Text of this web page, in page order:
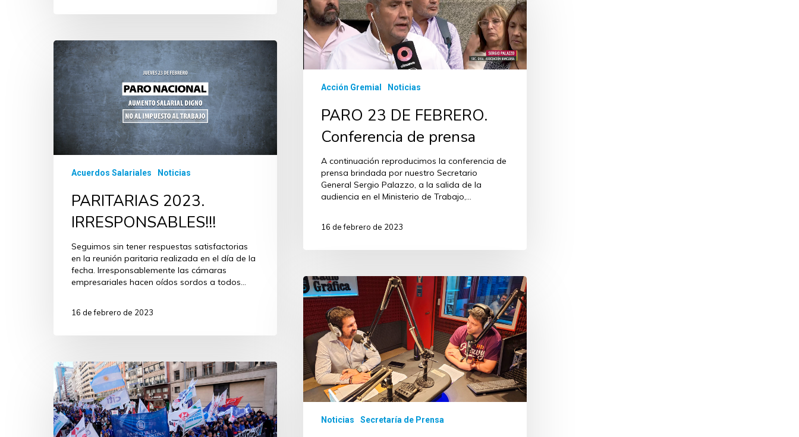
Acción Gremial Noticias
PARO 23 DE FEBRERO.
Conferencia de prensa
A continuación reproducimos la conferencia de
prensa brindada por nuestro Secretario
General Sergio Palazzo, a la salida de la
audiencia en el Ministerio de Trabajo,…
16 de febrero de 2023
Acuerdos Salariales Noticias
PARITARIAS 2023.
IRRESPONSABLES!!!
Seguimos sin tener respuestas satisfactorias
en la reunión paritaria realizada en el día de la
fecha. Irresponsablemente las cámaras
empresariales hacen oídos sordos a todos…
16 de febrero de 2023
Noticias Secretaría de Prensa